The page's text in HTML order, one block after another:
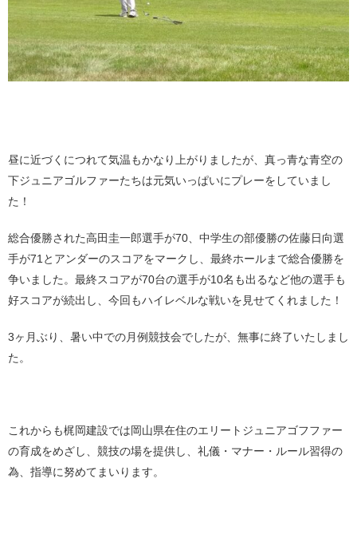
昼に近づくにつれて気温もかなり上がりましたが、真っ青な青空の
下ジュニアゴルファーたちは元気いっぱいにプレーをしていまし
た！
総合優勝された高田圭一郎選手が70、中学生の部優勝の佐藤日向選
手が71とアンダーのスコアをマークし、最終ホールまで総合優勝を
争いました。最終スコアが70台の選手が10名も出るなど他の選手も
好スコアが続出し、今回もハイレベルな戦いを見せてくれました！
3ヶ月ぶり、暑い中での月例競技会でしたが、無事に終了いたしまし
た。
これからも梶岡建設では岡山県在住のエリートジュニアゴフファー
の育成をめざし、競技の場を提供し、礼儀・マナー・ルール習得の
為、指導に努めてまいります。